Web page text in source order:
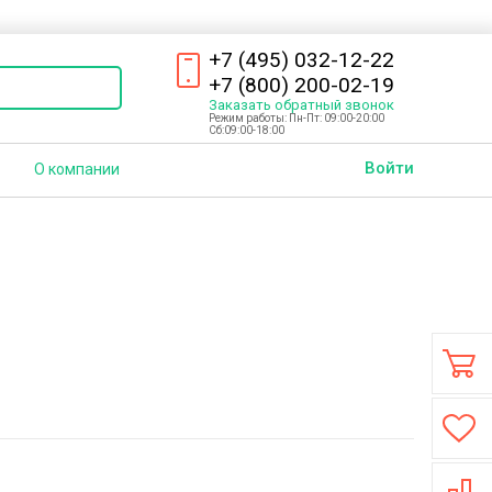
+7 (495) 032-12-22
+7 (800) 200-02-19
Заказать обратный звонок
Режим работы: Пн-Пт: 09:00-20:00
Сб:09:00-18:00
О компании Войти